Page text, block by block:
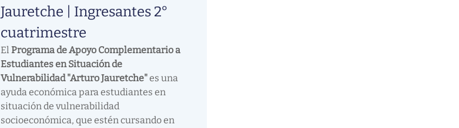
Jauretche | Ingresantes 2°
cuatrimestre
ElPrograma de Apoyo Complementario a
Estudiantes en Situación de
Vulnerabilidad "Arturo Jauretche"es una
ayuda económica para estudiantes en
situación de vulnerabilidad
socioeconómica, que estén cursando en